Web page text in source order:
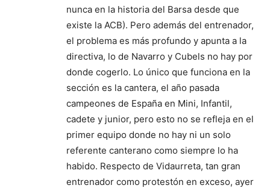
nunca en la historia del Barsa desde que
existe la ACB). Pero además del entrenador,
el problema es más profundo y apunta a la
directiva, lo de Navarro y Cubels no hay por
donde cogerlo. Lo único que funciona en la
sección es la cantera, el año pasada
campeones de España en Mini, Infantil,
cadete y junior, pero esto no se refleja en el
primer equipo donde no hay ni un solo
referente canterano como siempre lo ha
habido. Respecto de Vidaurreta, tan gran
entrenador como protestón en exceso, ayer